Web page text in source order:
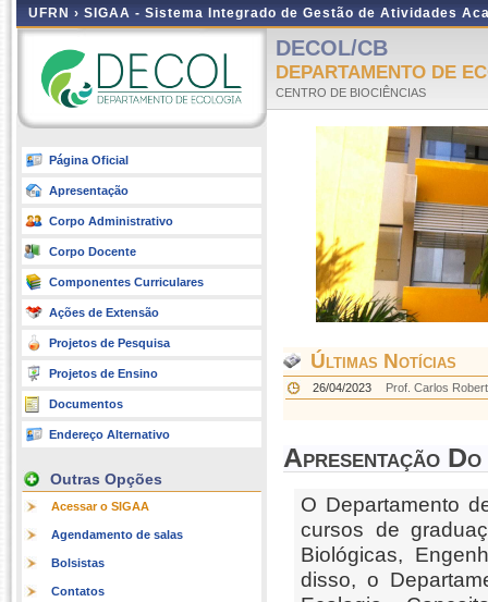
UFRN › SIGAA - Sistema Integrado de Gestão de Atividades
Página Oficial
Apresentação
Corpo Administrativo
Corpo Docente
Componentes Curriculares
Ações de Extensão
Projetos de Pesquisa
Projetos de Ensino
Documentos
Endereço Alternativo
Outras Opções
Acessar o SIGAA
Agendamento de salas
Bolsistas
Contatos
DECOL/CB
DEPARTAMENTO DE
CENTRO DE BIOCIÊNCIAS
Últimas Notícias
26/04/2023 Prof. Carlos
Apresentação
O Departamento
cursos de
Biológicas,
disso, o